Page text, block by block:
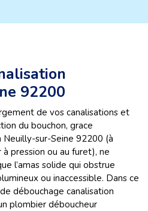
92200
de vos canalisations et
du bouchon, grace
Neuilly-sur-Seine 92200 (à
pression ou au furet), ne
l’amas solide qui obstrue
ou inaccessible. Dans ce
débouchage canalisation
plombier déboucheur